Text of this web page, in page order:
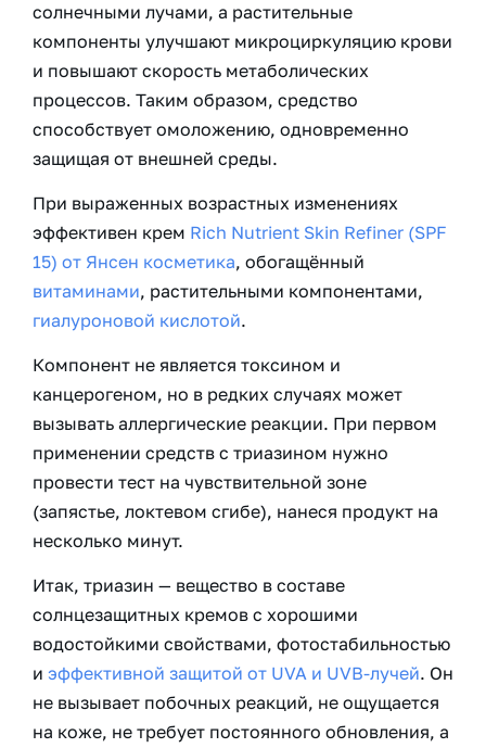
солнечными лучами, а растительные
компоненты улучшают микроциркуляцию крови
и повышают скорость метаболических
процессов. Таким образом, средство
способствует омоложению, одновременно
защищая от внешней среды.
При выраженных возрастных изменениях
эффективен крем Rich Nutrient Skin Refiner (SPF
15) от Янсен косметика, обогащённый
витаминами, растительными компонентами,
гиалуроновой кислотой.
Компонент не является токсином и
канцерогеном, но в редких случаях может
вызывать аллергические реакции. При первом
применении средств с триазином нужно
провести тест на чувствительной зоне
(запястье, локтевом сгибе), нанеся продукт на
несколько минут.
Итак, триазин — вещество в составе
солнцезащитных кремов с хорошими
водостойкими свойствами, фотостабильностью
и эффективной защитой от UVA и UVB-лучей. Он
не вызывает побочных реакций, не ощущается
на коже, не требует постоянного обновления, а